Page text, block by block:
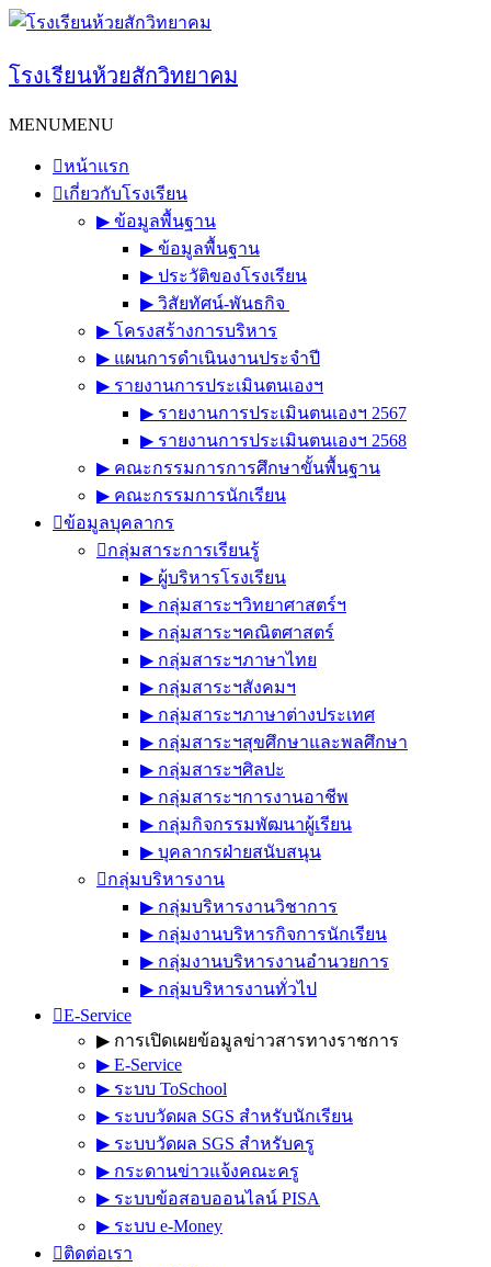
Skip
โรงเรียนห้วยสักวิทยาคม
MENUMENU
หน้าแรก
เกี่ยวกับโรงเรียน
▶︎ ข้อมูลพื้นฐาน
▶︎ ข้อมูลพื้นฐาน
▶︎ ประวัติของโรงเรียน
▶︎ วิสัยทัศน์-พันธกิจ
▶︎ โครงสร้างการบริหาร
▶︎ แผนการดำเนินงานประจำปี
▶︎ รายงานการประเมินตนเองฯ
▶︎ รายงานการประเมินตนเองฯ 2567
▶︎ รายงานการประเมินตนเองฯ 2568
▶︎ คณะกรรมการการศึกษาขั้นพื้นฐาน
▶︎ คณะกรรมการนักเรียน
ข้อมูลบุคลากร
กลุ่มสาระการเรียนรู้
▶︎ ผู้บริหารโรงเรียน
▶︎ กลุ่มสาระฯวิทยาศาสตร์ฯ
▶︎ กลุ่มสาระฯคณิตศาสตร์
▶︎ กลุ่มสาระฯภาษาไทย
▶︎ กลุ่มสาระฯสังคมฯ
▶︎ กลุ่มสาระฯภาษาต่างประเทศ
▶︎ กลุ่มสาระฯสุขศึกษาและพลศึกษา
▶︎ กลุ่มสาระฯศิลปะ
▶︎ กลุ่มสาระฯการงานอาชีพ
▶︎ กลุ่มกิจกรรมพัฒนาผู้เรียน
▶︎ บุคลากรฝ่ายสนับสนุน
กลุ่มบริหารงาน
▶︎ กลุ่มบริหารงานวิชาการ
▶︎ กลุ่มงานบริหารกิจการนักเรียน
▶︎ กลุ่มงานบริหารงานอำนวยการ
▶︎ กลุ่มบริหารงานทั่วไป
E-Service
▶︎ การเปิดเผยข้อมูลข่าวสารทางราชการ
▶︎ E-Service
▶︎ ระบบ ToSchool
▶︎ ระบบวัดผล SGS สำหรับนักเรียน
▶︎ ระบบวัดผล SGS สำหรับครู
▶︎ กระดานข่าวแจ้งคณะครู
▶︎ ระบบข้อสอบออนไลน์ PISA
▶︎ ระบบ e-Money
ติดต่อเรา